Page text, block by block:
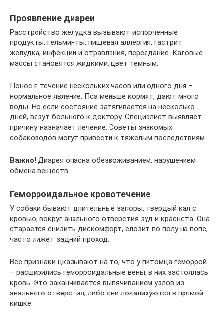
Проявление диареи
Расстройство желудка вызывают испорченные
продукты, гельминты, пищевая аллергия, гастрит
желудка, инфекции и отравления, переедание. Каловые
массы становятся жидкими, цвет темным.
Понос в течение нескольких часов или одного дня –
нормальное явление. Пса меньше кормят, дают много
воды. Но если состояние затягивается на несколько
дней, везут больного к доктору. Специалист выявляет
причину, назначает лечение. Советы знакомых
собаководов могут привести к тяжелым последствиям.
Важно! Диарея опасна обезвоживанием, нарушением
обмена веществ.
Геморроидальное кровотечение
У собаки бывают длительные запоры, твердый кал с
кровью, вокруг анального отверстия зуд и краснота. Она
старается снизить дискомфорт, елозит по полу на попе,
часто лижет задний проход.
Все признаки цказывают на то, что у питомца геморрой
– расширились геморроидальные вены, в них застоялась
кровь. Это заканчивается выпячиванием узлов из
анального отверстия, либо они локализуются в прямой
кишке.